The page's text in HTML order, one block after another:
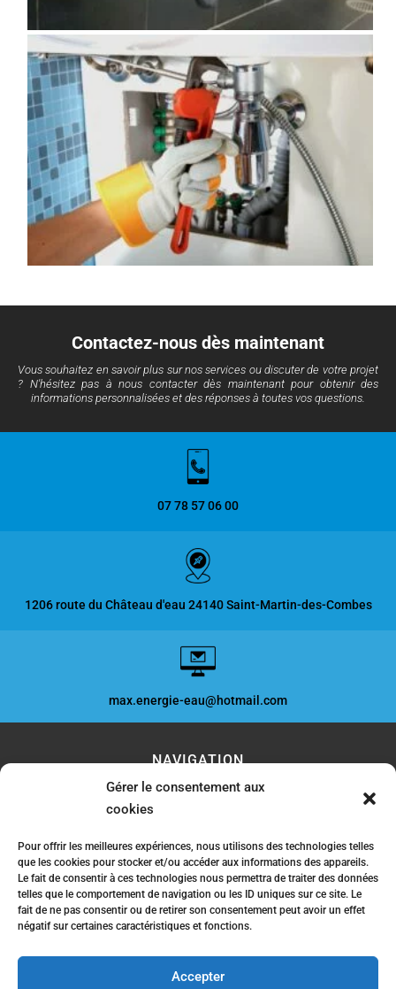
Gérer le consentement aux
cookies
Pour offrir les meilleures expériences, nous utilisons des technologies telles
que les cookies pour stocker et/ou accéder aux informations des appareils.
Le fait de consentir à ces technologies nous permettra de traiter des données
telles que le comportement de navigation ou les ID uniques sur ce site. Le
fait de ne pas consentir ou de retirer son consentement peut avoir un effet
négatif sur certaines caractéristiques et fonctions.
Accepter
Contactez-nous dès maintenant
Vous souhaitez en savoir plus sur nos services ou discuter de votre projet
? N'hésitez pas à nous contacter dès maintenant pour obtenir des
informations personnalisées et des réponses à toutes vos questions.
07 78 57 06 00
1206 route du Château d'eau 24140 Saint-Martin-des-Combes
max.energie-eau@hotmail.com
NAVIGATION
Accueil Contact
RÉALISATION